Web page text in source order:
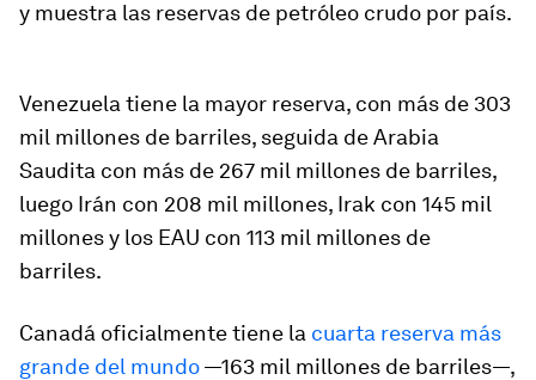
y muestra las reservas de petróleo crudo por país.
Venezuela tiene la mayor reserva, con más de 303
mil millones de barriles, seguida de Arabia
Saudita con más de 267 mil millones de barriles,
luego Irán con 208 mil millones, Irak con 145 mil
millones y los EAU con 113 mil millones de
barriles.
Canadá oficialmente tiene la cuarta reserva más
grande del mundo—163 mil millones de barriles—,